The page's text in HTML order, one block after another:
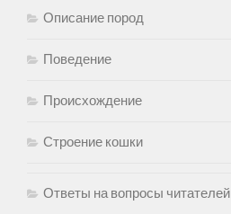
Описание пород
Поведение
Происхождение
Строение кошки
Ответы на вопросы читателей